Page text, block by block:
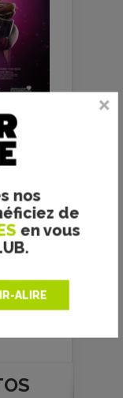
nos
de
en vous
ALIRE